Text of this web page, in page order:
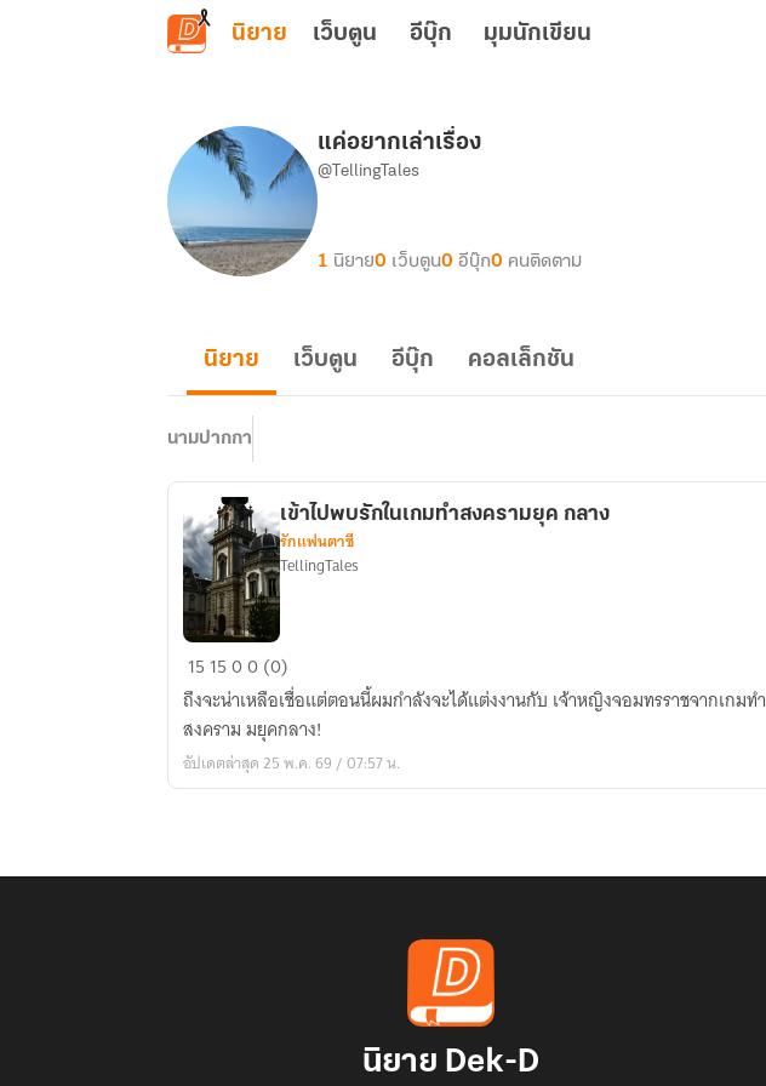
ข้ามไปยังเนื้อหาหลัก
นิยาย เว็บตูน อีบุ๊ก มุมนักเขียน
แค่อยากเล่าเรื่อง
@TellingTales
1 นิยาย0 เว็บตูน0 อีบุ๊ก0 คนติดตาม
นิยาย เว็บตูน อีบุ๊ก คอลเล็กชัน
นามปากกา
เข้าไป
พบ
รัก
ใน
เกม
เข้าไปพบรักในเกมทำสงครามยุค กลาง
รักแฟนตาซี
TellingTales
15 1500 (0)
ถึงจะน่าเหลือเชื่อแต่ตอนนี้ผมกำลังจะได้แต่งงานกับ เจ้าหญิงจอมทรราชจากเกมทำ
สงคราม มยุคกลาง!
อัปเดตล่าสุด 25 พ.ค. 69 / 07:57 น.
นิยาย Dek-D